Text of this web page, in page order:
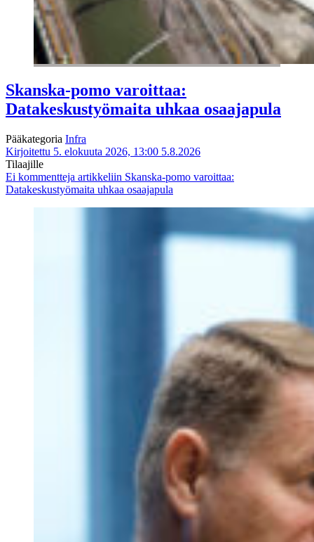
Skanska-pomo varoittaa:
Datakeskustyömaita uhkaa osaajapula
Pääkategoria Infra
Kirjoitettu 5. elokuuta 2026, 13:00 5.8.2026
Tilaajille
Ei kommentteja artikkeliin Skanska-pomo varoittaa:
Datakeskustyömaita uhkaa osaajapula